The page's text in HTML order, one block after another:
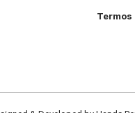
Termos